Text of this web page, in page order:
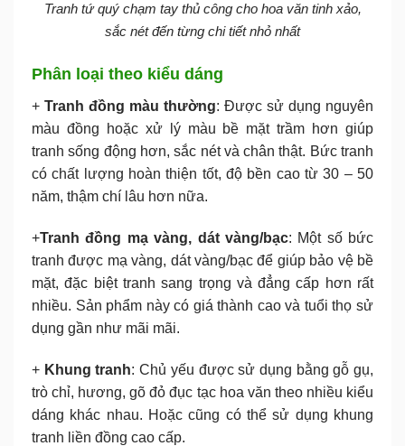
Tranh tứ quý chạm tay thủ công cho hoa văn tinh xảo,
sắc nét đến từng chi tiết nhỏ nhất
Phân loại theo kiểu dáng
+ Tranh đồng màu thường: Được sử dụng nguyên
màu đồng hoặc xử lý màu bề mặt trầm hơn giúp
tranh sống động hơn, sắc nét và chân thật. Bức tranh
có chất lượng hoàn thiện tốt, độ bền cao từ 30 – 50
năm, thậm chí lâu hơn nữa.
+Tranh đồng mạ vàng, dát vàng/bạc: Một số bức
tranh được mạ vàng, dát vàng/bạc để giúp bảo vệ bề
mặt, đặc biệt tranh sang trọng và đẳng cấp hơn rất
nhiều. Sản phẩm này có giá thành cao và tuổi thọ sử
dụng gần như mãi mãi.
+ Khung tranh: Chủ yếu được sử dụng bằng gỗ gụ,
trò chỉ, hương, gõ đỏ đục tạc hoa văn theo nhiều kiểu
dáng khác nhau. Hoặc cũng có thể sử dụng khung
tranh liền đồng cao cấp.